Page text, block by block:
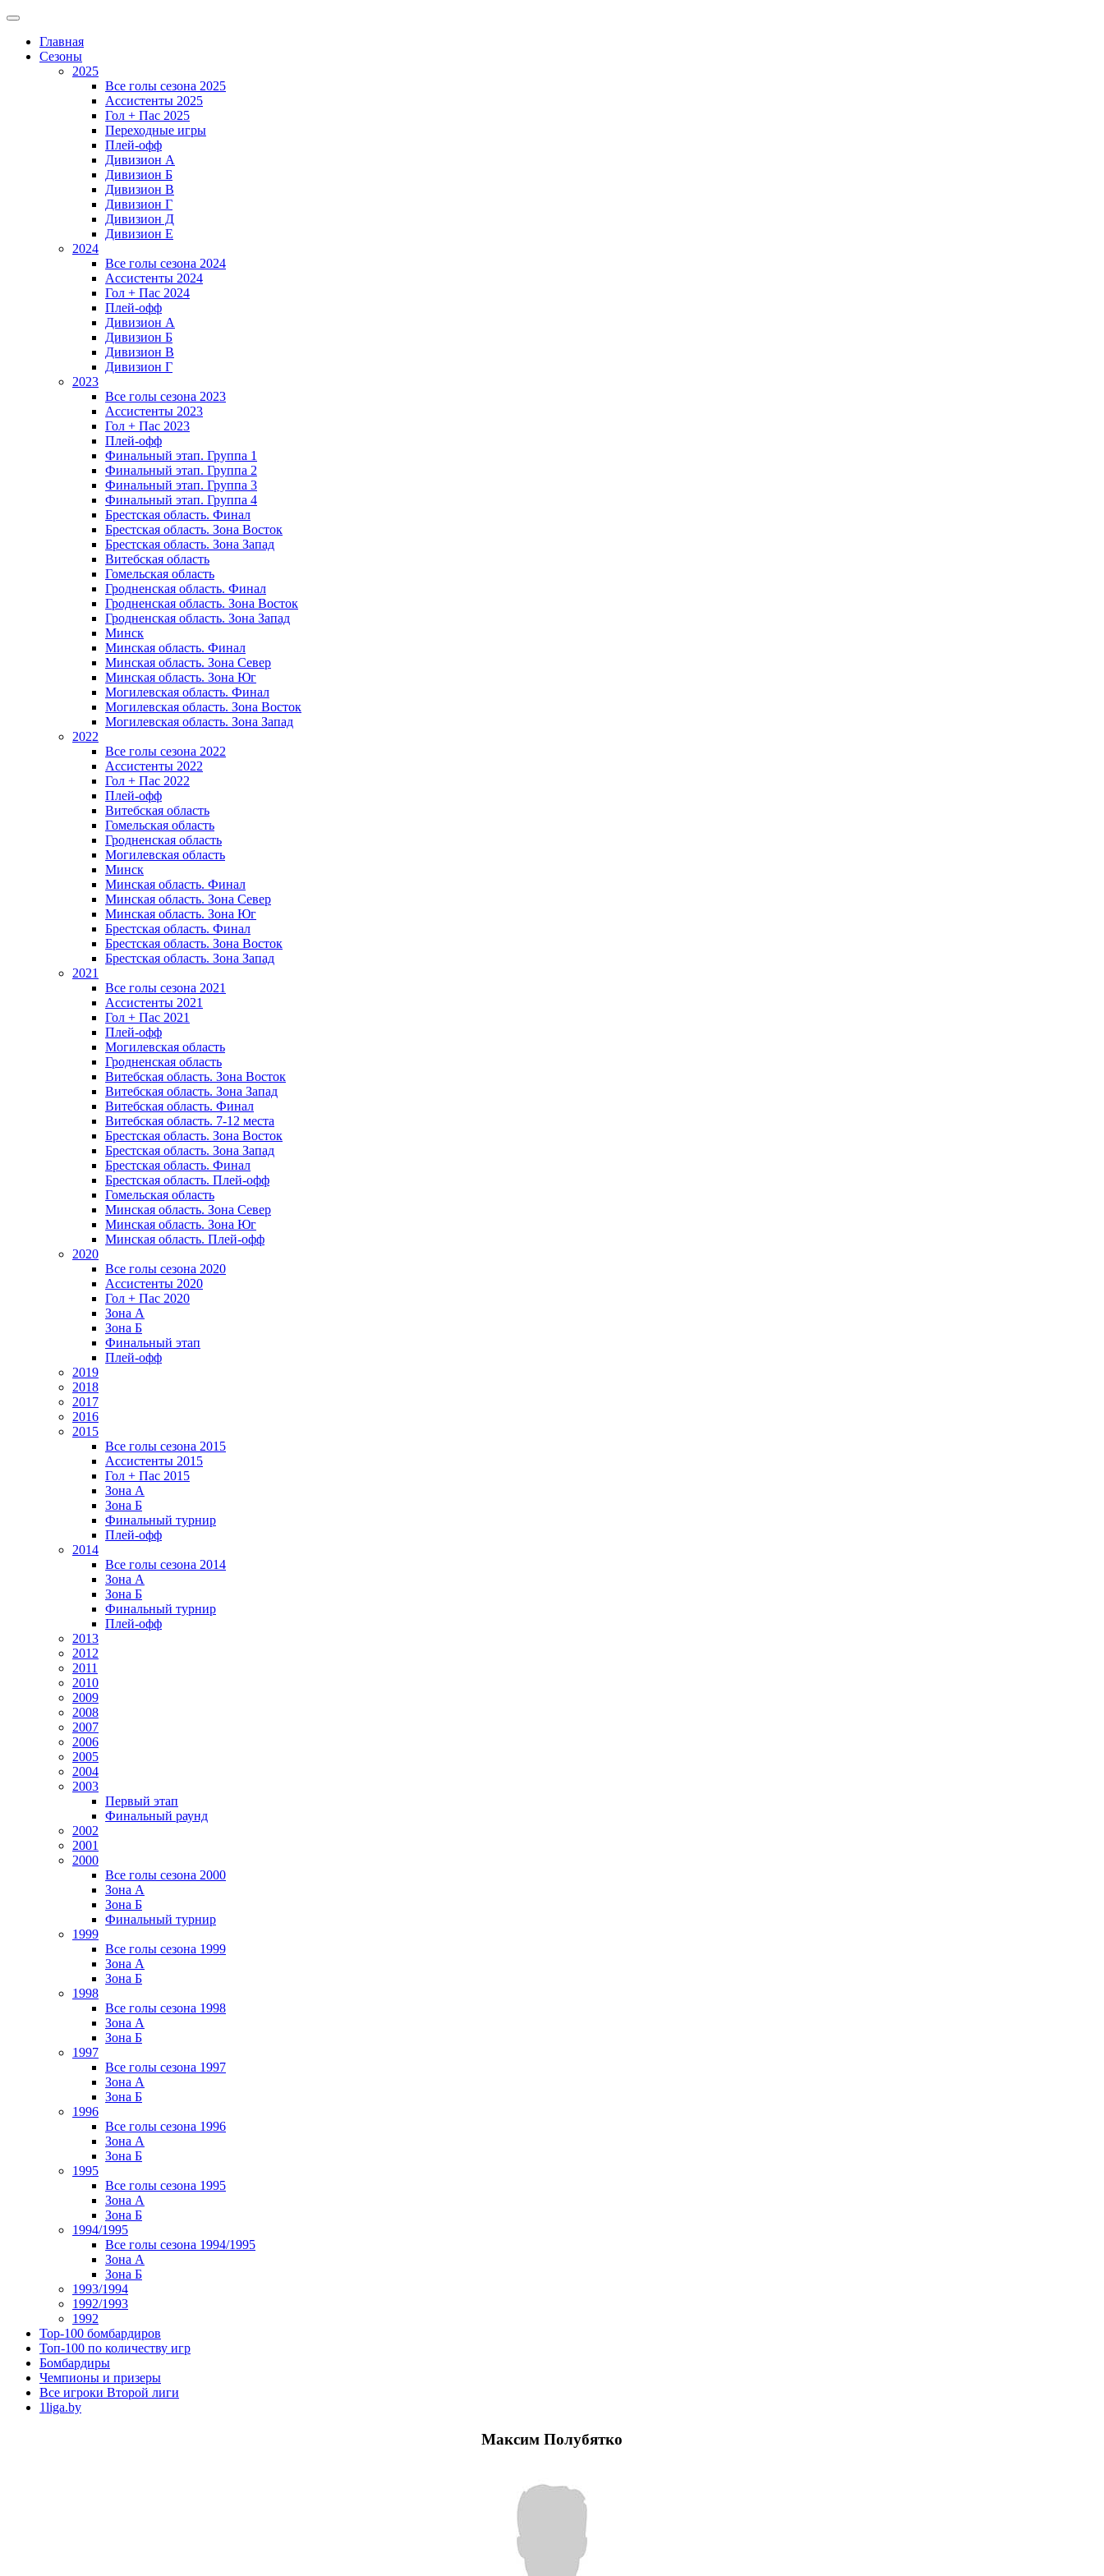
Главная
Сезоны
2025
Все голы сезона 2025
Ассистенты 2025
Гол + Пас 2025
Переходные игры
Плей-офф
Дивизион A
Дивизион Б
Дивизион В
Дивизион Г
Дивизион Д
Дивизион Е
2024
Все голы сезона 2024
Ассистенты 2024
Гол + Пас 2024
Плей-офф
Дивизион A
Дивизион Б
Дивизион В
Дивизион Г
2023
Все голы сезона 2023
Ассистенты 2023
Гол + Пас 2023
Плей-офф
Финальный этап. Группа 1
Финальный этап. Группа 2
Финальный этап. Группа 3
Финальный этап. Группа 4
Брестская область. Финал
Брестская область. Зона Восток
Брестская область. Зона Запад
Витебская область
Гомельская область
Гродненская область. Финал
Гродненская область. Зона Восток
Гродненская область. Зона Запад
Минск
Минская область. Финал
Минская область. Зона Север
Минская область. Зона Юг
Могилевская область. Финал
Могилевская область. Зона Восток
Могилевская область. Зона Запад
2022
Все голы сезона 2022
Ассистенты 2022
Гол + Пас 2022
Плей-офф
Витебская область
Гомельская область
Гродненская область
Могилевская область
Минск
Mинская область. Финал
Минская область. Зона Север
Минская область. Зона Юг
Брестская область. Финал
Брестская область. Зона Восток
Брестская область. Зона Запад
2021
Все голы сезона 2021
Ассистенты 2021
Гол + Пас 2021
Плей-офф
Могилевская область
Гродненская область
Витебская область. Зона Восток
Витебская область. Зона Запад
Витебская область. Финал
Витебская область. 7-12 места
Брестская область. Зона Восток
Брестская область. Зона Запад
Брестская область. Финал
Брестская область. Плей-офф
Гомельская область
Минская область. Зона Север
Минская область. Зона Юг
Минская область. Плей-офф
2020
Все голы сезона 2020
Ассистенты 2020
Гол + Пас 2020
Зона А
Зона Б
Финальный этап
Плей-офф
2019
2018
2017
2016
2015
Все голы сезона 2015
Ассистенты 2015
Гол + Пас 2015
Зона А
Зона Б
Финальный турнир
Плей-офф
2014
Все голы сезона 2014
Зона А
Зона Б
Финальный турнир
Плей-офф
2013
2012
2011
2010
2009
2008
2007
2006
2005
2004
2003
Первый этап
Финальный раунд
2002
2001
2000
Все голы сезона 2000
Зона А
Зона Б
Финальный турнир
1999
Все голы сезона 1999
Зона А
Зона Б
1998
Все голы сезона 1998
Зона А
Зона Б
1997
Все голы сезона 1997
Зона А
Зона Б
1996
Все голы сезона 1996
Зона А
Зона Б
1995
Все голы сезона 1995
Зона А
Зона Б
1994/1995
Все голы сезона 1994/1995
Зона А
Зона Б
1993/1994
1992/1993
1992
Top-100 бомбардиров
Топ-100 по количеству игр
Бомбардиры
Чемпионы и призеры
Все игроки Второй лиги
1liga.by
Максим Полубятко